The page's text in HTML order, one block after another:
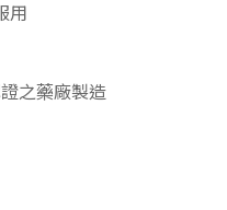
用
之藥廠製造